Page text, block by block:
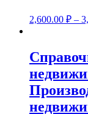
2,600.00 ₽ –